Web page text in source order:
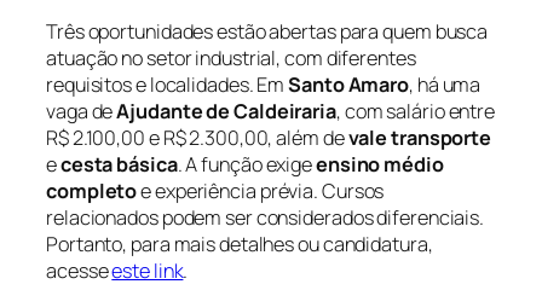
Três oportunidades estão abertas para quem busca
atuação no setor industrial, com diferentes
requisitos e localidades. EmSanto Amaro, há uma
vaga deAjudante de Caldeiraria, com salário entre
R$ 2.100,00 e R$ 2.300,00, além devale transporte
ecesta básica. A função exigeensino médio
completoe experiência prévia. Cursos
relacionados podem ser considerados diferenciais.
Portanto, para mais detalhes ou candidatura,
acesseeste link.